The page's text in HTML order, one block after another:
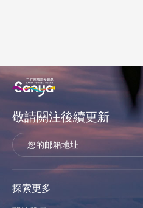
敬請關注後續更新
探索更多